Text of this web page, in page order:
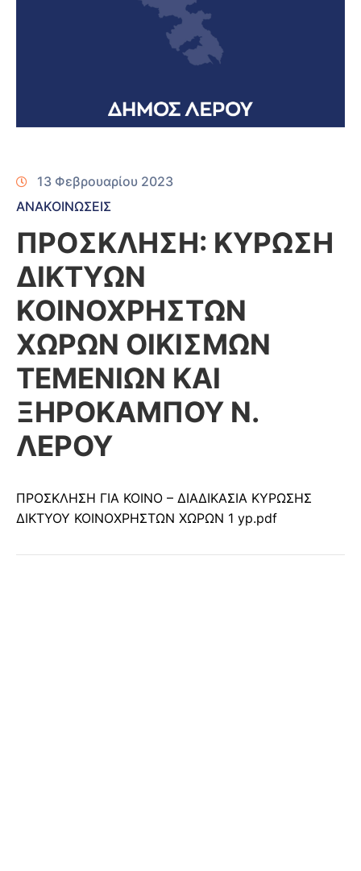
13 Φεβρουαρίου 2023
ΑΝΑΚΟΙΝΩΣΕΙΣ
ΠΡΟΣΚΛΗΣΗ: ΚΥΡΩΣΗ
ΔΙΚΤΥΩΝ
ΚΟΙΝΟΧΡΗΣΤΩΝ
ΧΩΡΩΝ ΟΙΚΙΣΜΩΝ
ΤΕΜΕΝΙΩΝ ΚΑΙ
ΞΗΡΟΚΑΜΠΟΥ Ν.
ΛΕΡΟΥ
ΠΡΟΣΚΛΗΣΗ ΓΙΑ ΚΟΙΝΟ – ΔΙΑΔΙΚΑΣΙΑ ΚΥΡΩΣΗΣ
ΔΙΚΤΥΟΥ ΚΟΙΝΟΧΡΗΣΤΩΝ ΧΩΡΩΝ 1 yp.pdf